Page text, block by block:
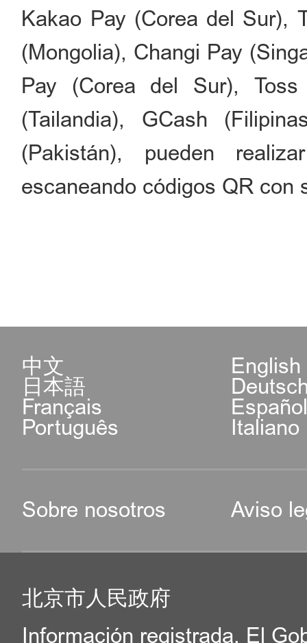
Kakao Pay (Corea del Sur),
(Mongolia), Changi Pay
Pay (Corea del Sur),
(Tailandia), GCash
(Pakistán), pueden
escaneando códigos QR con
中文 English
日本語
Français
Português Italiano
Sobre nosotros Aviso
北京市人民政府
Información registrada. El